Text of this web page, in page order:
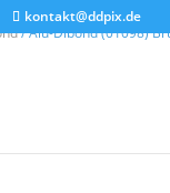
kontakt@ddpix.de
/ Alu-Dibond (01098)